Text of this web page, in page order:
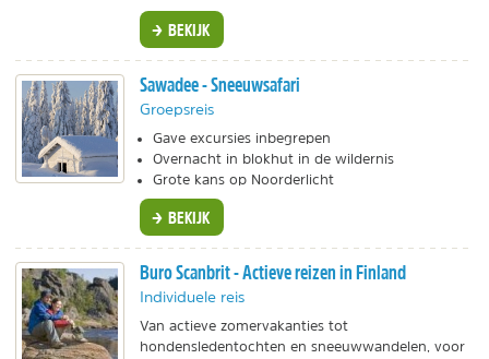
BEKIJK
Sawadee - Sneeuwsafari
Groepsreis
Gave excursies inbegrepen
Overnacht in blokhut in de wildernis
Grote kans op Noorderlicht
BEKIJK
Buro Scanbrit - Actieve reizen in Finland
Individuele reis
Van actieve zomervakanties tot
hondensledentochten en sneeuwwandelen, voor